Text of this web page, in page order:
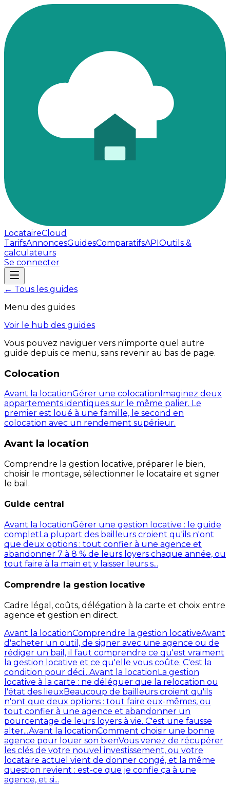
LocataireCloud
TarifsAnnoncesGuidesComparatifsAPIOutils &
calculateurs
Se connecter
← Tous les guides
Menu des guides
Voir le hub des guides
Vous pouvez naviguer vers n'importe quel autre
guide depuis ce menu, sans revenir au bas de page.
Colocation
Avant la locationGérer une colocation Imaginez deux
appartements identiques sur le même palier. Le
premier est loué à une famille, le second en
colocation avec un rendement supérieur.
Avant la location
Comprendre la gestion locative, préparer le bien,
choisir le montage, sélectionner le locataire et signer
le bail.
Guide central
Avant la locationGérer une gestion locative : le guide
complet La plupart des bailleurs croient qu'ils n'ont
que deux options : tout confier à une agence et
abandonner 7 à 8 % de leurs loyers chaque année, ou
tout faire à la main et y laisser leurs s...
Comprendre la gestion locative
Cadre légal, coûts, délégation à la carte et choix entre
agence et gestion en direct.
Avant la locationComprendre la gestion locativeAvant
d'acheter un outil, de signer avec une agence ou de
rédiger un bail, il faut comprendre ce qu'est vraiment
la gestion locative et ce qu'elle vous coûte. C'est la
condition pour déci...Avant la locationLa gestion
locative à la carte : ne déléguer que la relocation ou
l'état des lieuxBeaucoup de bailleurs croient qu'ils
n'ont que deux options : tout faire eux-mêmes, ou
tout confier à une agence et abandonner un
pourcentage de leurs loyers à vie. C'est une fausse
alter...Avant la locationComment choisir une bonne
agence pour louer son bienVous venez de récupérer
les clés de votre nouvel investissement, ou votre
locataire actuel vient de donner congé, et la même
question revient : est-ce que je confie ça à une
agence, et si...